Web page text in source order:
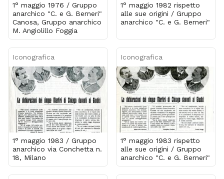
1° maggio 1976 / Gruppo
anarchico "C. e G. Berneri"
Canosa, Gruppo anarchico
M. Angiolillo Foggia
1° maggio 1982 rispetto
alle sue origini / Gruppo
anarchico "C. e G. Berneri"
Iconografica
1° maggio 1983 / Gruppo
anarchico via Conchetta n.
18, Milano
Iconografica
1° maggio 1983 rispetto
alle sue origini / Gruppo
anarchico "C. e G. Berneri"